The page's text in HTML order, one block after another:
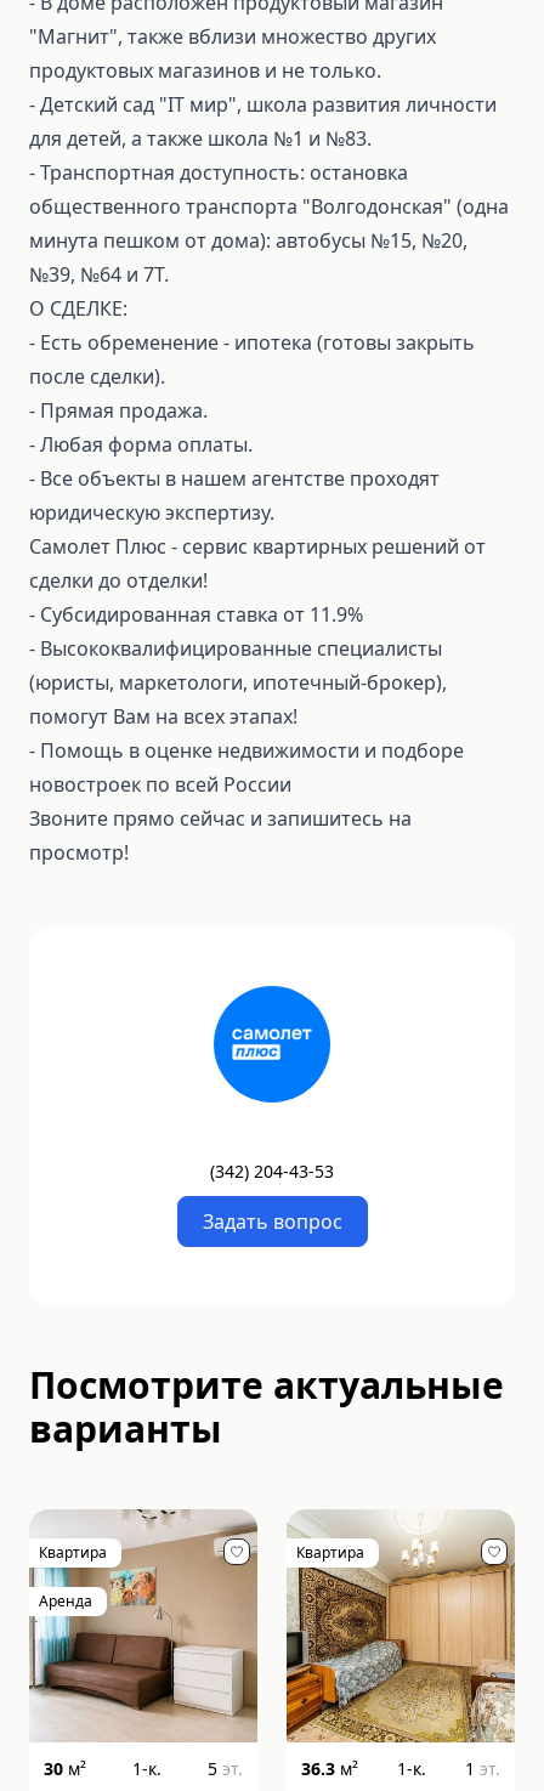
"Магнит", также вблизи множество других
продуктовых магазинов и не только.
- Детский сад "IТ мир", школа развития личности
для детей, а также школа №1 и №83.
- Транспортная доступность: остановка
общественного транспорта "Волгодонская" (одна
минута пешком от дома): автобусы №15, №20,
№39, №64 и 7Т.
О СДЕЛКЕ:
- Есть обременение - ипотека (готовы закрыть
после сделки).
⁃ Прямая продажа.
⁃ Любая форма оплаты.
⁃ Все объекты в нашем агентстве проходят
юридическую экспертизу.
Самолет Плюс - сервис квартирных решений от
сделки до отделки!
⁃ Субсидированная ставка от 11.9%
⁃ Высококвалифицированные специалисты
(юристы, маркетологи, ипотечный-брокер),
помогут Вам на всех этапах!
⁃ Помощь в оценке недвижимости и подборе
новостроек по всей России
Звоните прямо сейчас и запишитесь на
просмотр!
(342) 204-43-53
Задать вопрос
Посмотрите актуальные
варианты
Квартира
Аренда
30 м² 1-к. 5 эт.
Квартира
36.3 м² 1-к. 1 эт.